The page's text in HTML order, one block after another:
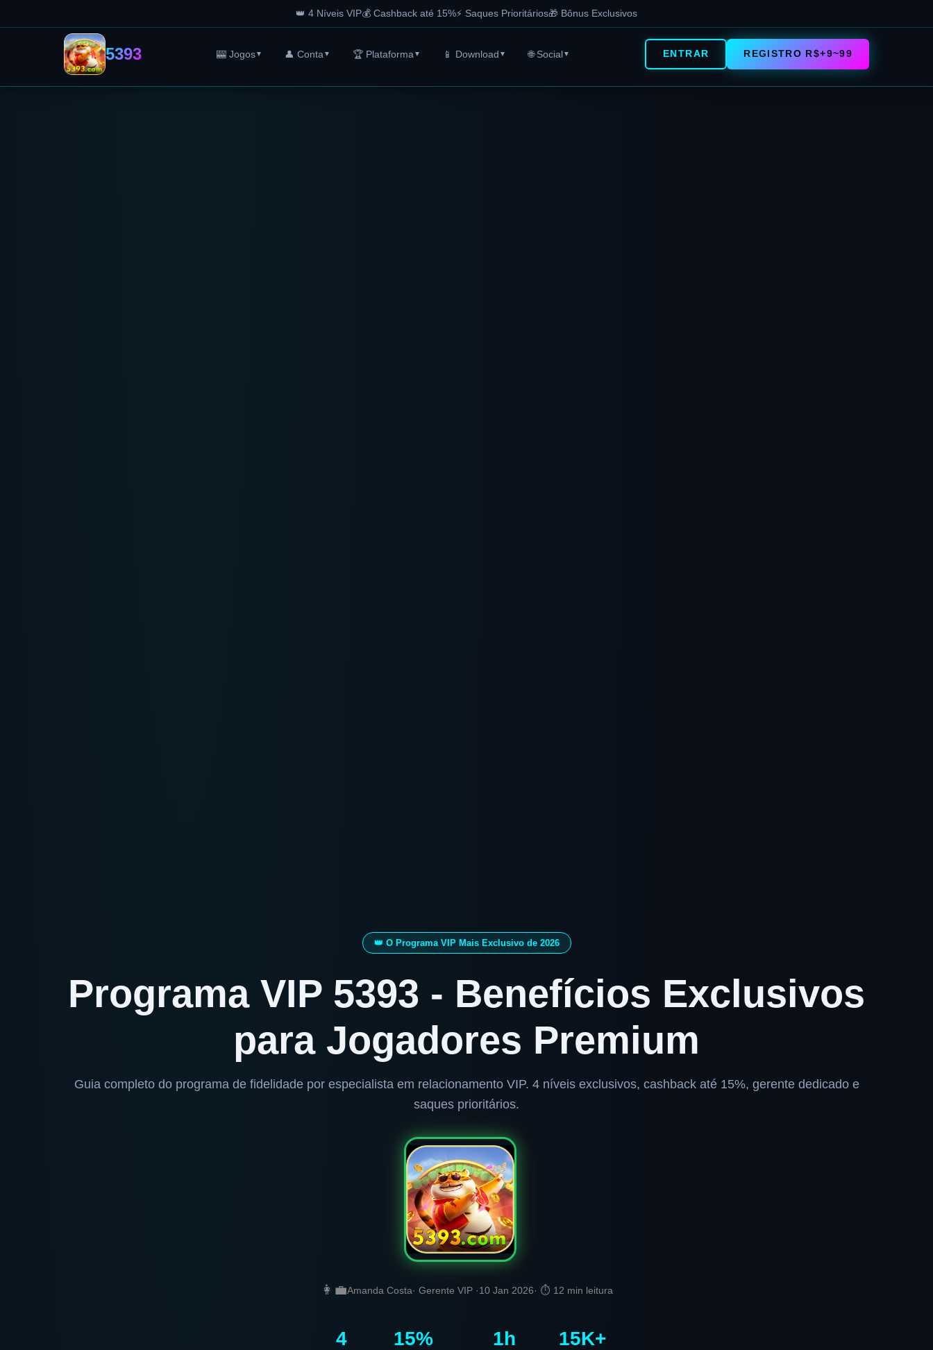
👑 4 Níveis VIP💰 Cashback até 15%⚡ Saques Prioritários🎁 Bônus Exclusivos
5393 🎰 Jogos▼ 👤 Conta ▼ 🏆 Plataforma ▼ 📱 Download ▼ 🌐 Social▼ ENTRAR REGISTRO R$+9~99
👑 O Programa VIP Mais Exclusivo de 2026
Programa VIP 5393 - Benefícios Exclusivos
para Jogadores Premium
Guia completo do programa de fidelidade por especialista em relacionamento VIP. 4 níveis exclusivos, cashback até 15%, gerente dedicado e
saques prioritários.
👩‍💼Amanda Costa· Gerente VIP ·10 Jan 2026· ⏱️ 12 min leitura
4 15% 1h 15K+